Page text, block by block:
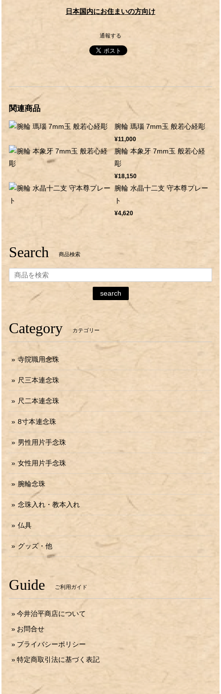
日本国内にお住まいの方向け
通報する
関連商品
腕輪 瑪瑙 7mm玉 般若心経彫
¥11,000
腕輪 本象牙 7mm玉 般若心経
彫
¥18,150
腕輪 水晶十二支 守本尊プレー
ト
¥4,620
Search 商品検索
search
Category カテゴリー
寺院職用念珠
尺三本連念珠
尺二本連念珠
8寸本連念珠
男性用片手念珠
女性用片手念珠
腕輪念珠
念珠入れ・教本入れ
仏具
グッズ・他
Guide ご利用ガイド
今井治平商店について
お問合せ
プライバシーポリシー
特定商取引法に基づく表記